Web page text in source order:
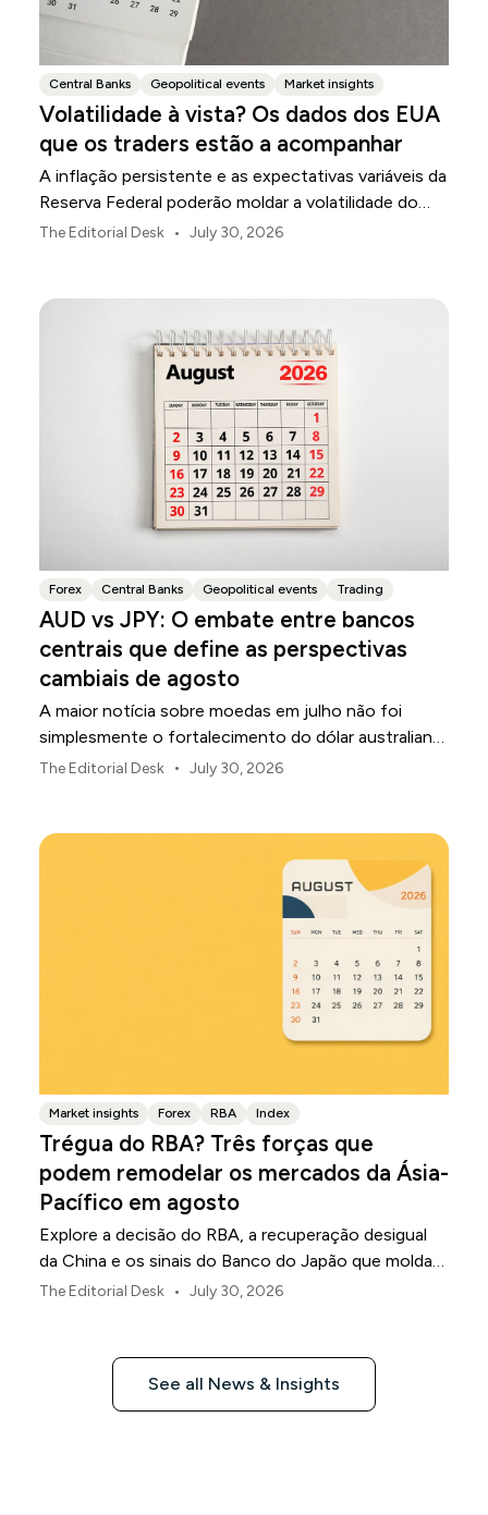
Central Banks Geopolitical events Market insights
Volatilidade à vista? Os dados dos EUA
que os traders estão a acompanhar
A inflação persistente e as expectativas variáveis da
Reserva Federal poderão moldar a volatilidade do
mercado dos EUA ao longo de agosto.
The Editorial Desk • July 30, 2026
Forex Central Banks Geopolitical events Trading
AUD vs JPY: O embate entre bancos
centrais que define as perspectivas
cambiais de agosto
A maior notícia sobre moedas em julho não foi
simplesmente o fortalecimento do dólar australiano
ou o enfraquecimento do iene japonês.
The Editorial Desk • July 30, 2026
Market insights Forex RBA Index
Trégua do RBA? Três forças que
podem remodelar os mercados da Ásia-
Pacífico em agosto
Explore a decisão do RBA, a recuperação desigual
da China e os sinais do Banco do Japão que moldam
os mercados, as moedas e o risco regional da Ásia-
The Editorial Desk • July 30, 2026
See all News & Insights